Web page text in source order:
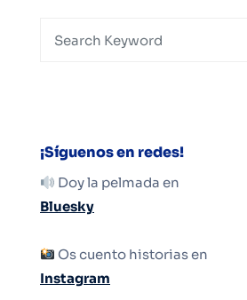
¡Síguenos en redes!
Doy la pelmada en
Bluesky
Os cuento historias en
Instagram